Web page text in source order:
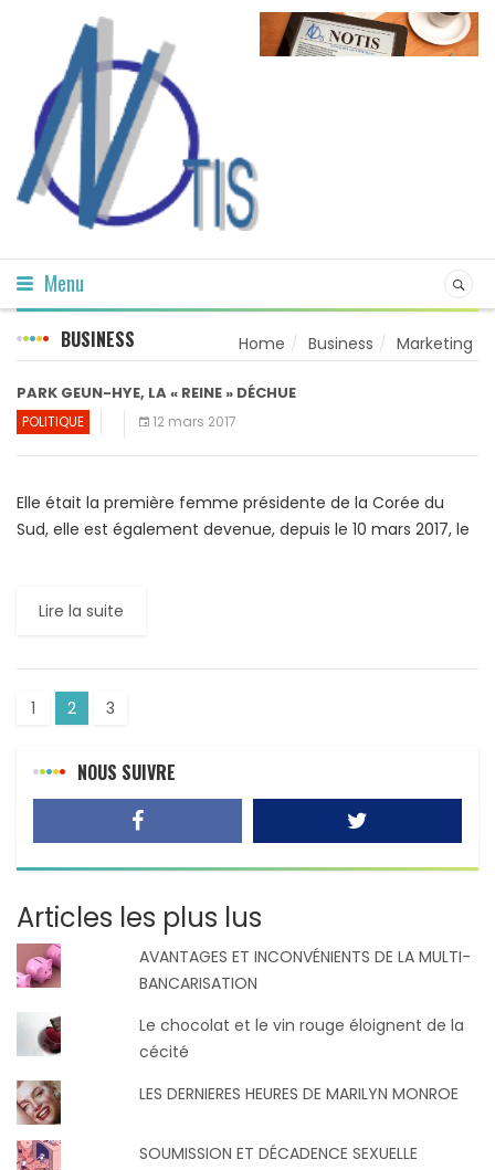
Menu
BUSINESS Home Business Marketing
PARK GEUN-HYE, LA « REINE » DÉCHUE
POLITIQUE 12 mars 2017
Elle était la première femme présidente de la Corée du
Sud, elle est également devenue, depuis le 10 mars 2017, le
Lire la suite
1 2 3
NOUS SUIVRE
Articles les plus lus
AVANTAGES ET INCONVÉNIENTS DE LA MULTI-
BANCARISATION
Le chocolat et le vin rouge éloignent de la
cécité
LES DERNIERES HEURES DE MARILYN MONROE
SOUMISSION ET DÉCADENCE SEXUELLE